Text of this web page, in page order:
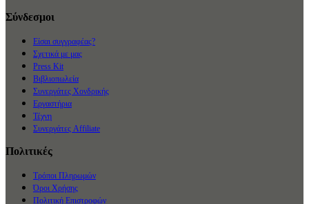
Σύνδεσμοι
Είσαι συγγραφέας?
Σχετικά με μας
Press Kit
Βιβλιοπωλεία
Συνεργάτες Χονδρικής
Εργαστήρια
Τέχνη
Συνεργάτες Affiliate
Πολιτικές
Τρόποι Πληρωμών
Όροι Χρήσης
Πολιτική Επιστροφών